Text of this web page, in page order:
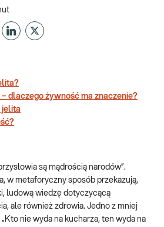
dlaczego żywność ma znaczenie?
jelita
są mądrością narodów”.
w metaforyczny sposób przekazują,
ludową wiedzę dotyczycącą
ale również zdrowia. Jedno z mniej
nie wyda na kucharza, ten wyda na